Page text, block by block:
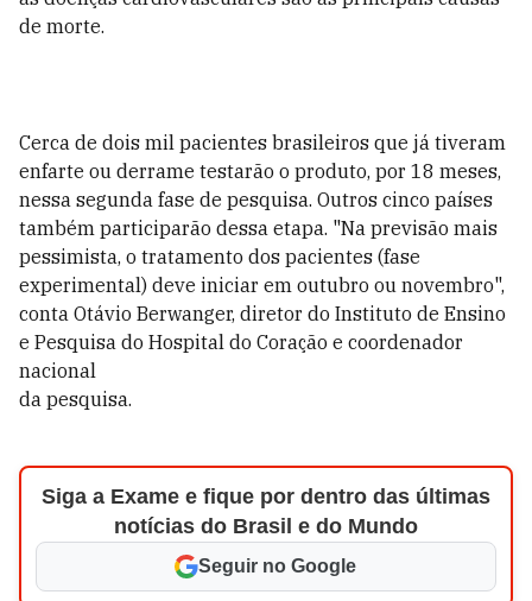
de morte.
Cerca de dois mil pacientes brasileiros que já tiveram
enfarte ou derrame testarão o produto, por 18 meses,
nessa segunda fase de pesquisa. Outros cinco países
também participarão dessa etapa. "Na previsão mais
pessimista, o tratamento dos pacientes (fase
experimental) deve iniciar em outubro ou novembro",
conta Otávio Berwanger, diretor do Instituto de Ensino
e Pesquisa do Hospital do Coração e coordenador
nacional
da pesquisa.
Siga a Exame e fique por dentro das últimas
notícias do Brasil e do Mundo
Seguir no Google